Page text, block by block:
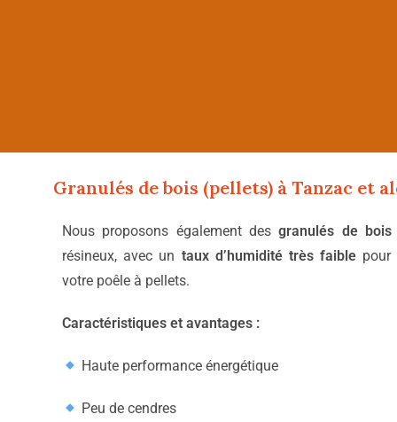
Granulés de bois (pellets) à Tanzac et
Nous proposons également desgranulés de bois
résineux, avec un taux d’humidité très faible pour
votre poêle à pellets.
Caractéristiques et avantages :
Haute performance énergétique
Peu de cendres